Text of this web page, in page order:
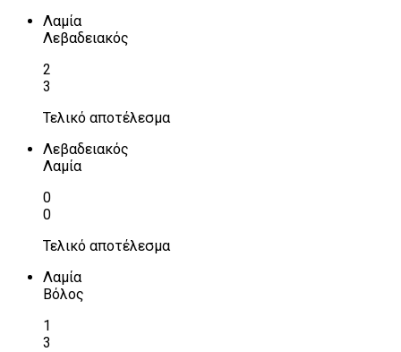
Λαμία
Λεβαδειακός
2
3
Τελικό αποτέλεσμα
Λεβαδειακός
Λαμία
0
0
Τελικό αποτέλεσμα
Λαμία
Βόλος
1
3